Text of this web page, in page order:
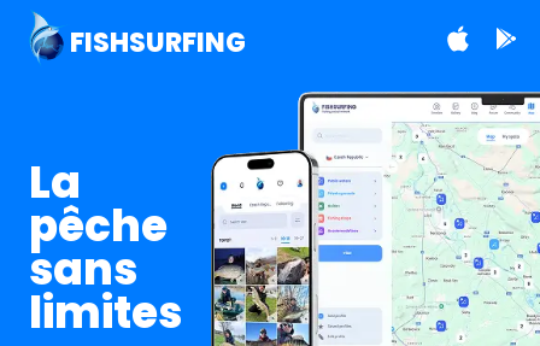
FISHSURFING
La
pêche
sans
limites